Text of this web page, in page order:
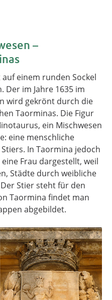
–
einem runden Sockel
Der im Jahre 1635 im
wird gekrönt durch die
Taorminas. Die Figur
ein Mischwesen
eine menschliche
In Taormina jedoch
Frau dargestellt, weil
Städte durch weibliche
Stier steht für den
Taormina findet man
abgebildet.